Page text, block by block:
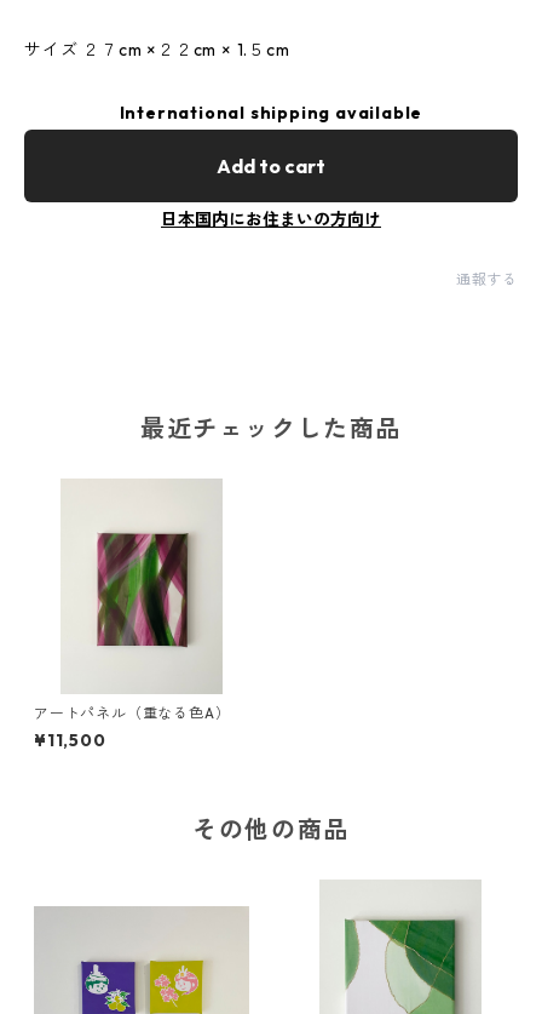
サイズ ２７cm ×２２cm × 1.５cm
International shipping available
Add to cart
日本国内にお住まいの方向け
通報する
最近チェックした商品
アートパネル（重なる色A）
¥11,500
その他の商品